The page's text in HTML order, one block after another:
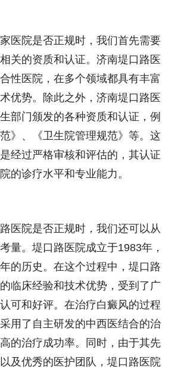
医院是否正规时，我们首先需要
关的资质和认证。济南堤口路医
性医院，在多个领域都具有丰富
优势。除此之外，济南堤口路医
部门颁发的各种资质和认证，例
》、《卫生院管理规范》等。这
经过严格审核和评估的，其认证
的诊疗水平和专业能力。
医院是否正规时，我们还可以从
量。堤口路医院成立于1983年，
的历史。在这个过程中，堤口路
临床经验和技术优势，受到了广
可和好评。在治疗白癜风的过程
用了自主研发的中西医结合的治
的治疗成功率。同时，由于其先
及优秀的医护团队，堤口路医院